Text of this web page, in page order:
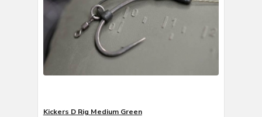
Kickers D Rig Medium Green